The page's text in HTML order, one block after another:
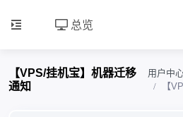
总览
【VPS/挂机宝】机器迁移
通知
用户中
【